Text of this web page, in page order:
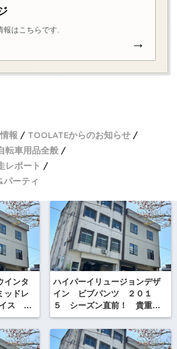
報はこちらです.
→
報
TOOLATEからのお知らせ
転車用品全般
レポート
パーティ
インタ
ッドレ
イス ニ
の
ハイパーイリュージョンデザ
イン ビブパンツ ２０１
５ シーズン直前！ 貴重な
セールモデル70 ナナマルブラ
ック海外仕様 ラスト在
庫！